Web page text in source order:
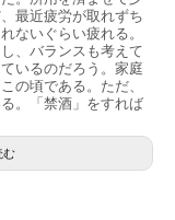
最近疲労が取れずち
ないぐらい疲れる。
、バランスも考えて
いるのだろう。家庭
の頃である。ただ、
。「禁酒」をすれば
む